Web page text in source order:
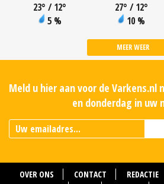
23° / 12°
5 %
27° / 12°
10 %
MEER WEER
Meld u hier aan voor de Varkens.nl
en donderdag in uw
OVER ONS CONTACT REDACTIE